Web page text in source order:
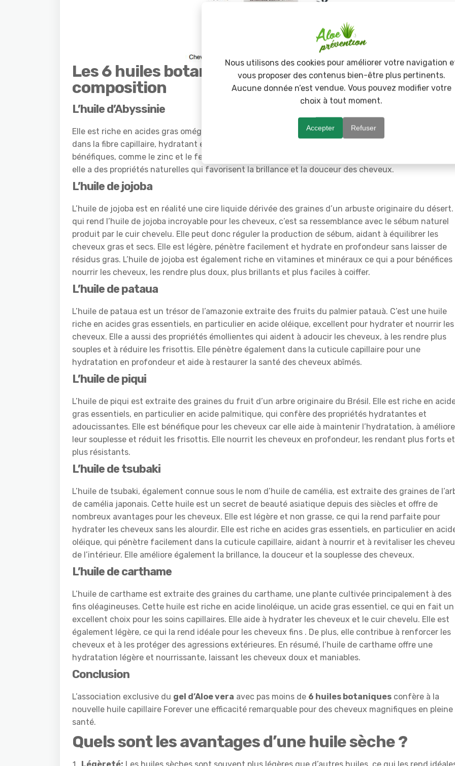
Les 6 huiles botaniques présentes dans la
composition
L’huile d’Abyssinie
Elle est riche en acides gras oméga-3, ce qui la rend légère et nourrissante. Elle pénètre facilement
dans la fibre capillaire, hydratant en profondeur sans alourdir. Elle contient aussi des minéraux
bénéfiques, comme le zinc et le fer, qui aident à renforcer les cheveux et à prévenir la casse. En
elle a des propriétés naturelles qui favorisent la brillance et la douceur des cheveux.
L’huile de jojoba
L’huile de jojoba est en réalité une cire liquide dérivée des graines d’un arbuste originaire du désert.
qui rend l’huile de jojoba incroyable pour les cheveux, c’est sa ressemblance avec le sébum naturel
produit par le cuir chevelu. Elle peut donc réguler la production de sébum, aidant à équilibrer les
cheveux gras et secs. Elle est légère, pénètre facilement et hydrate en profondeur sans laisser de
résidus gras. L’huile de jojoba est également riche en vitamines et minéraux ce qui a pour bénéfices
nourrir les cheveux, les rendre plus doux, plus brillants et plus faciles à coiffer.
L’huile de pataua
L’huile de pataua est un trésor de l’amazonie extraite des fruits du palmier patauà. C’est une huile
riche en acides gras essentiels, en particulier en acide oléique, excellent pour hydrater et nourrir les
cheveux. Elle a aussi des propriétés émollientes qui aident à adoucir les cheveux, à les rendre plus
souples et à réduire les frisottis. Elle pénètre également dans la cuticule capillaire pour une
hydratation en profondeur et aide à restaurer la santé des cheveux abîmés.
L’huile de piqui
L’huile de piqui est extraite des graines du fruit d’un arbre originaire du Brésil. Elle est riche en
gras essentiels, en particulier en acide palmitique, qui confère des propriétés hydratantes et
adoucissantes. Elle est bénéfique pour les cheveux car elle aide à maintenir l’hydratation, à améliore
leur souplesse et réduit les frisottis. Elle nourrit les cheveux en profondeur, les rendant plus forts et
plus résistants.
L’huile de tsubaki
L’huile de tsubaki, également connue sous le nom d’huile de camélia, est extraite des graines de
de camélia japonais. Cette huile est un secret de beauté asiatique depuis des siècles et offre de
nombreux avantages pour les cheveux. Elle est légère et non grasse, ce qui la rend parfaite pour
hydrater les cheveux sans les alourdir. Elle est riche en acides gras essentiels, en particulier en
oléique, qui pénètre facilement dans la cuticule capillaire, aidant à nourrir et à revitaliser les
de l’intérieur. Elle améliore également la brillance, la douceur et la souplesse des cheveux.
L’huile de carthame
L’huile de carthame est extraite des graines du carthame, une plante cultivée principalement à des
fins oléagineuses. Cette huile est riche en acide linoléique, un acide gras essentiel, ce qui en fait un
excellent choix pour les soins capillaires. Elle aide à hydrater les cheveux et le cuir chevelu. Elle est
également légère, ce qui la rend idéale pour les cheveux fins . De plus, elle contribue à renforcer les
cheveux et à les protéger des agressions extérieures. En résumé, l’huile de carthame offre une
hydratation légère et nourrissante, laissant les cheveux doux et maniables.
Conclusion
L’association exclusive du gel d’Aloe vera avec pas moins de 6 huiles botaniques confère à la
nouvelle huile capillaire Forever une efficacité remarquable pour des cheveux magnifiques en pleine
santé.
Quels sont les avantages d’une huile sèche ?
Nous utilisons des cookies pour améliorer votre navigation
vous proposer des contenus bien-être plus pertinents.
Aucune donnée n’est vendue. Vous pouvez modifier votre
choix à tout moment.
Accepter Refuser